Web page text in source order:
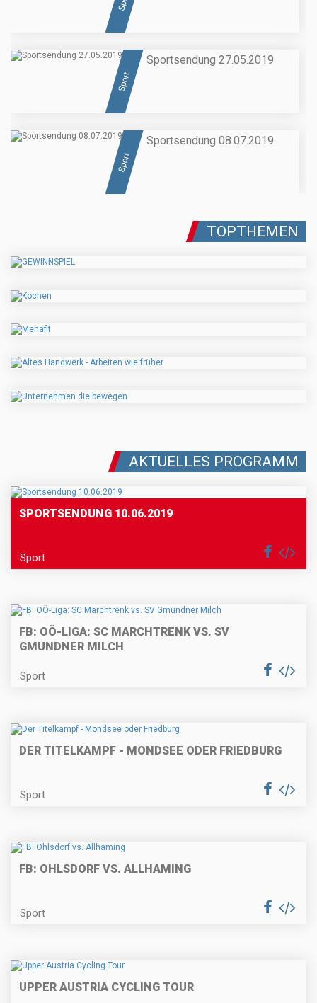
Sport
Sportsendung 27.05.2019
Sport
Sportsendung 08.07.2019
TOPTHEMEN
AKTUELLES PROGRAMM
SPORTSENDUNG 10.06.2019
Sport
FB: OÖ-LIGA: SC MARCHTRENK VS. SV
GMUNDNER MILCH
Sport
DER TITELKAMPF - MONDSEE ODER FRIEDBURG
Sport
FB: OHLSDORF VS. ALLHAMING
Sport
UPPER AUSTRIA CYCLING TOUR